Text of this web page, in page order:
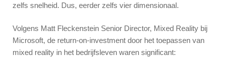
zelfs snelheid. Dus, eerder zelfs vier dimensionaal.
Volgens Matt Fleckenstein Senior Director, Mixed Reality bij
Microsoft, de return-on-investment door het toepassen van
mixed reality in het bedrijfsleven waren significant: